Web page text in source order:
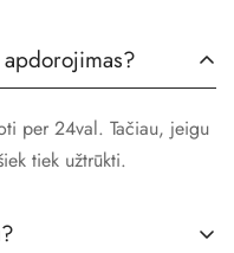
per 24val. Tačiau, jeigu
tiek užtrūkti.